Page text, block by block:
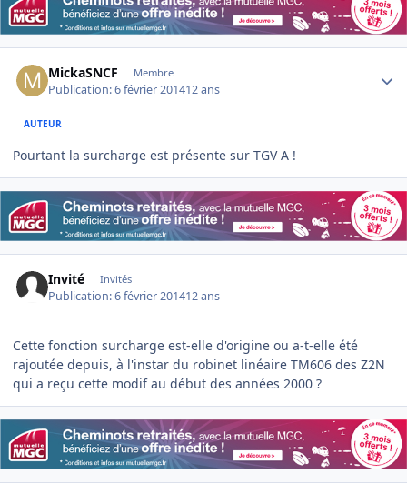
MickaSNCF Membre
Publication:6 février 201412 ans
AUTEUR
Pourtant la surcharge est présente sur TGV A !
Invité Invités
Publication:6 février 201412 ans
Cette fonction surcharge est-elle d'origine ou a-t-elle été
rajoutée depuis, à l'instar du robinet linéaire TM606 des Z2N
qui a reçu cette modif au début des années 2000 ?